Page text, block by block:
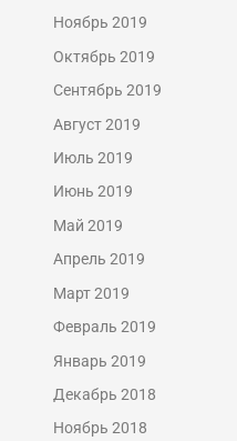
Ноябрь 2019
Октябрь 2019
Сентябрь 2019
Август 2019
Июль 2019
Июнь 2019
Май 2019
Апрель 2019
Март 2019
Февраль 2019
Январь 2019
Декабрь 2018
Ноябрь 2018